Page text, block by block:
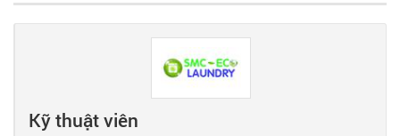
Kỹ thuật viên